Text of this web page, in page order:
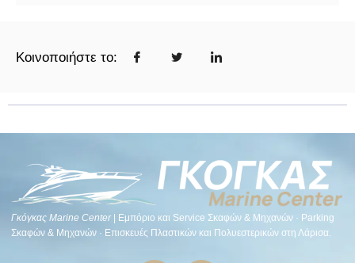
Κοινοποιήστε το:
Γκόγκας Μarine Center| Εμπόριο και Service Σκαφών & Μηχανών · Parking
Σκαφών & Μηχανών · Επισκευές Πλαστικών και Πολυεστερικών στη Λάρισα.